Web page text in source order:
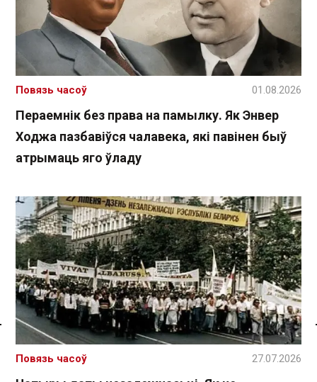
Спасылка без VPN
Пераемнік без права на памылку. Як Энвер
Ходжа пазбавіўся чалавека, які павінен быў
атрымаць яго ўладу
Повязь часоў 01.08.2026
Повязь часоў 27.07.2026